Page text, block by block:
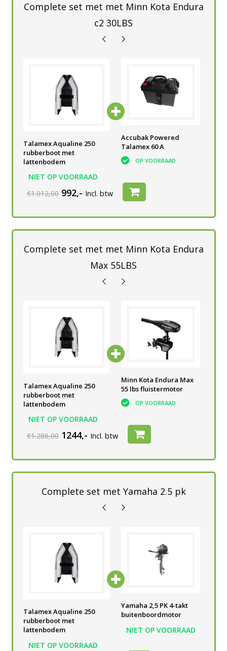
Complete set met met Minn Kota Endura
c2 30LBS
Talamex Aqualine 250
rubberboot met
lattenbodem
NIET OP VOORRAAD
C2 Fluistermotor
OP VOORRAAD
Accubak Powered
Talamex 60 A
OP VOORRAAD
€1.012,00 992,- Incl. btw
Complete set met met Minn Kota Endura
Max 55LBS
Talamex Aqualine 250
rubberboot met
lattenbodem
NIET OP VOORRAAD
Talamex 60 A
OP VOORRAAD
Minn Kota Endura Max
55 lbs fluistermotor
OP VOORRAAD
€1.286,00 1244,- Incl. btw
Complete set met Yamaha 2.5 pk
Talamex Aqualine 250
rubberboot met
lattenbodem
NIET OP VOORRAAD
buitenboordmotor
NIET OP VOORRAAD
Yamaha 2,5 PK 4-takt
buitenboordmotor
NIET OP VOORRAAD